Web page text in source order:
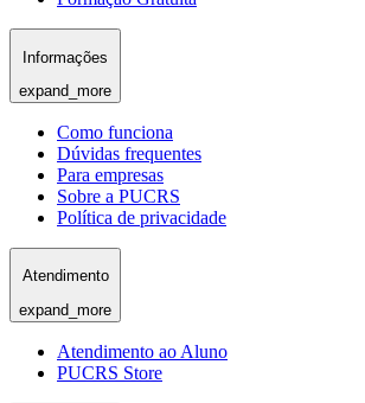
Informações
expand_more
Como funciona
Dúvidas frequentes
Para empresas
Sobre a PUCRS
Política de privacidade
Atendimento
expand_more
Atendimento ao Aluno
PUCRS Store